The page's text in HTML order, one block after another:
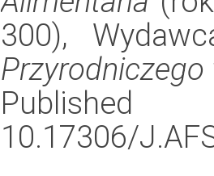
300),
Published
10.17306/